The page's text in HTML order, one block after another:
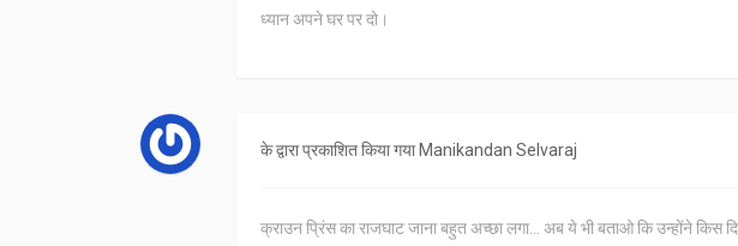
ध्यान अपने घर पर दो।
के द्वारा प्रकाशित किया गया Manikandan Selvaraj
क्राउन प्रिंस का राजघाट जाना बहुत अच्छा लगा... अब ये भी बताओ कि उन्होंने